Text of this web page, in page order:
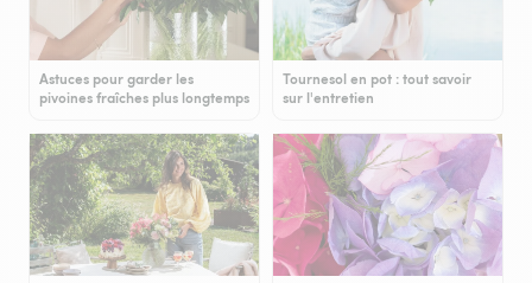
Astuces pour garder les
pivoines fraîches plus longtemps
Tournesol en pot : tout savoir
sur l'entretien